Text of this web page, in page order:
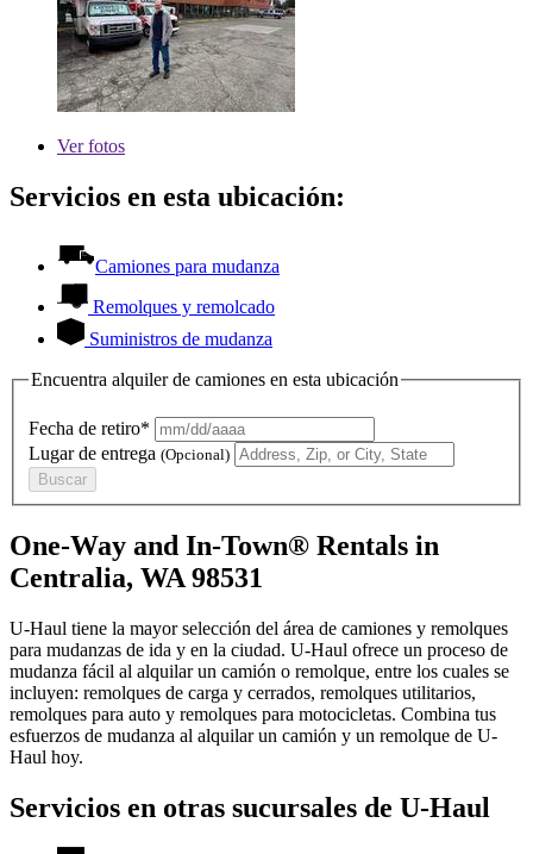
Verfotos
Servicios en esta ubicación:
Camiones para mudanza
Remolques y remolcado
Suministros de mudanza
Encuentra alquiler de camiones en esta ubicación
Fecha de retiro*
Lugar de entrega (Opcional)
Buscar
One-Way and In-Town® Rentals in
Centralia, WA 98531
U-Haul tiene la mayor selección del área de camiones y remolques
para mudanzas de ida y en la ciudad. U-Haul ofrece un proceso de
mudanza fácil al alquilar un camión o remolque, entre los cuales se
incluyen: remolques de carga y cerrados, remolques utilitarios,
remolques para auto y remolques para motocicletas. Combina tus
esfuerzos de mudanza al alquilar un camión y un remolque de U-
Haul hoy.
Servicios en otras sucursales de U-Haul